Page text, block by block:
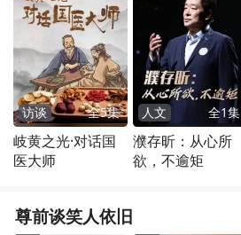
访谈 全5集
岐黄之光·对话国
医大师
人文 全1集
濮存昕：从心所
欲，不逾矩
尊前谈笑人依旧